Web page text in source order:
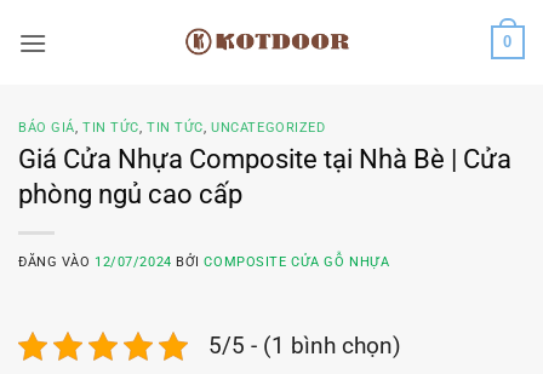
qua
0
BÁO GIÁ,TIN TỨC,TIN TỨC,UNCATEGORIZED
Giá Cửa Nhựa Composite tại Nhà Bè | Cửa
phòng ngủ cao cấp
ĐĂNG VÀO 12/07/2024 BỞICOMPOSITE CỬA GỖ NHỰA
5/5 - (1 bình chọn)